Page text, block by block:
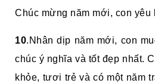
Chúc mừng năm mới, con yêu
10.Nhân dịp năm mới, con
chúc ý nghĩa và tốt đẹp nhất.
khỏe, tươi trẻ và có một năm